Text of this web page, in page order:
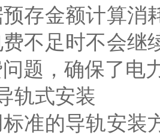
存金额计算消
不足时不会继
题，确保了电
式安装
的导轨安装方